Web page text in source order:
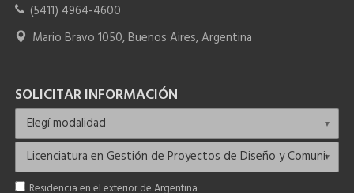
(5411) 4964-4600
Mario Bravo 1050, Buenos Aires, Argentina
SOLICITAR INFORMACIÓN
Residencia en el exterior de Argentina